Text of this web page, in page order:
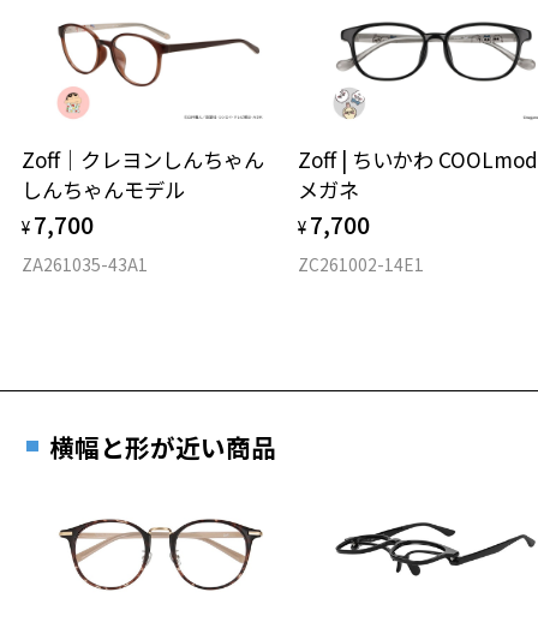
※着脱式サングラス：デモレンズ、アタッチメント込みの重さ
タイプ
材質
Zoff｜クレヨンしんちゃん
しんちゃんモデル
¥ 7,700
ZA261035-43A1
Zoff | ちいかわ
メガネ
¥ 7,700
ZC261002-14E1
横幅と形が近い商品